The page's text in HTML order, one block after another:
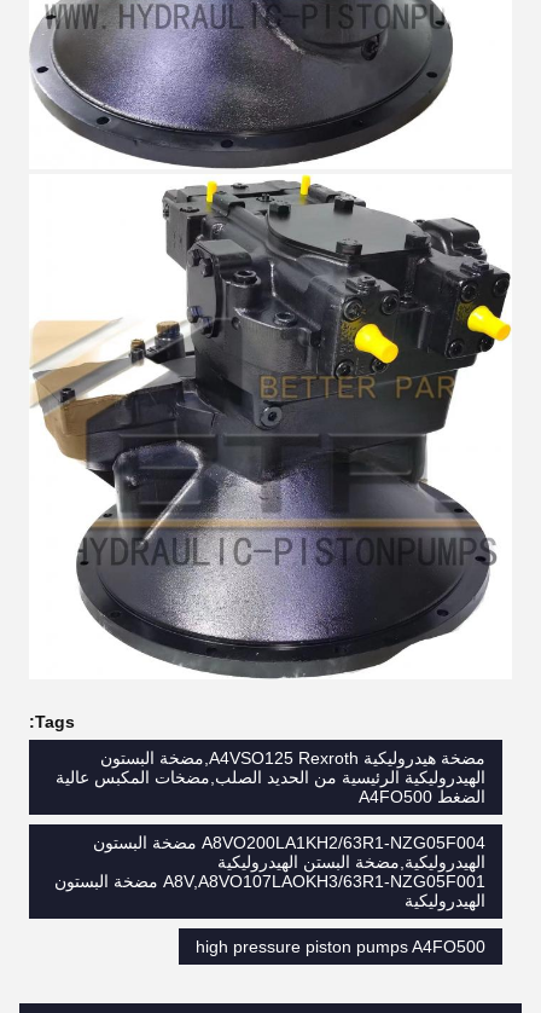
Tags:
مضخة هيدروليكية A4VSO125 Rexroth,مضخة البستون
الهيدروليكية الرئيسية من الحديد الصلب,مضخات المكبس عالية
الضغط A4FO500
A8VO200LA1KH2/63R1-NZG05F004 مضخة البستون
الهيدروليكية,مضخة البستن الهيدروليكية
A8V,A8VO107LAOKH3/63R1-NZG05F001 مضخة البستون
الهيدروليكية
high pressure piston pumps A4FO500